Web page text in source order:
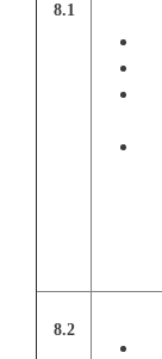
8.1
8.2